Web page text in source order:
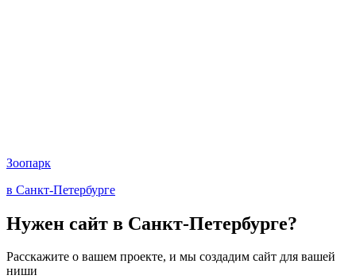
Зоопарк
в Санкт-Петербурге
Нужен сайт в Санкт-Петербурге?
Расскажите о вашем проекте, и мы создадим сайт для вашей
ниши